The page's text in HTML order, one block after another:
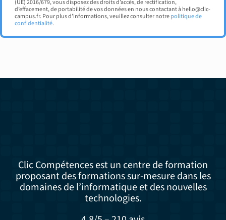
(UE) 2016/679, vous disposez des droits d’accès, de rectification,
d’effacement, de portabilité de vos données en nous contactant à hello@clic-
campus.fr. Pour plus d’informations, veuillez consulter notrepolitique de
confidentialité.
Clic Compétences est un centre de formation
proposant des formations sur-mesure dans les
domaines de l’informatique et des nouvelles
technologies.